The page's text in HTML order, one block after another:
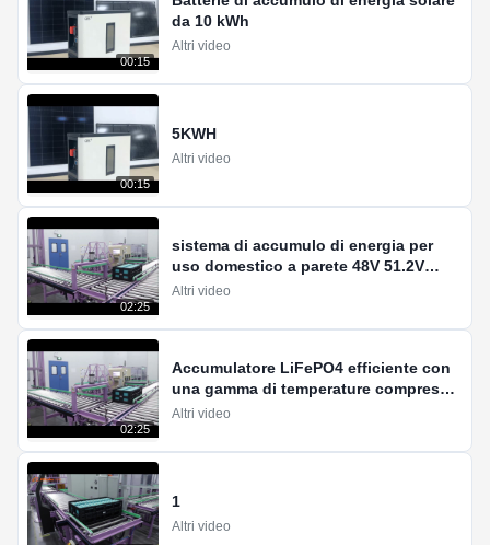
00:15
da 10 kWh
Altri video
00:15
5KWH
Altri video
02:25
sistema di accumulo di energia per
uso domestico a parete 48V 51.2V
100ah batteria agli ioni di litio LiFePO4
Altri video
02:25
Accumulatore LiFePO4 efficiente con
una gamma di temperature compresa
tra -20 e 55°C e una corrente di scarica
Altri video
1
Altri video